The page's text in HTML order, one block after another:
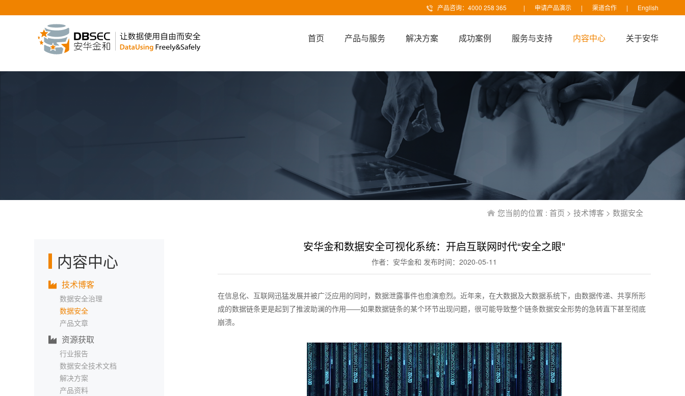
产品咨询：4000 258 365 | 申请产品演示 | 渠道合作 | English
首页 产品与服务 解决方案 成功案例 服务与支持 内容中心 关于安华
您当前的位置 : 首页 > 技术博客 > 数据安全
内容中心
技术博客
数据安全治理
数据安全
产品文章
资源获取
行业报告
数据安全技术文档
解决方案
产品资料
安华金和数据安全可视化系统：开启互联网时代“安全之眼”
作者：安华金和 发布时间：2020-05-11
在信息化、互联网迅猛发展并被广泛应用的同时，数据泄露事件也愈演愈烈。近年来，在大数据及大数据系统下，由数据传递、共享所形
成的数据链条更是起到了推波助澜的作用——如果数据链条的某个环节出现问题，很可能导致整个链条数据安全形势的急转直下甚至彻底
崩溃。